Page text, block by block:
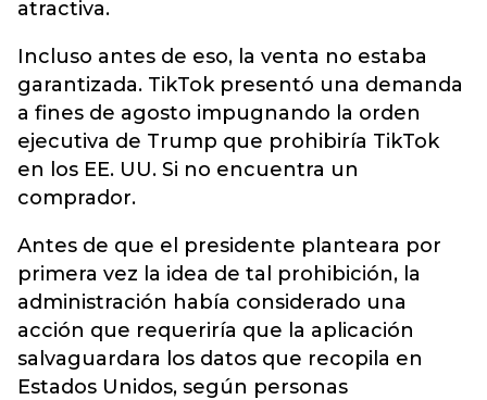
atractiva.
Incluso antes de eso, la venta no estaba
garantizada. TikTok presentó una demanda
a fines de agosto impugnando la orden
ejecutiva de Trump que prohibiría TikTok
en los EE. UU. Si no encuentra un
comprador.
Antes de que el presidente planteara por
primera vez la idea de tal prohibición, la
administración había considerado una
acción que requeriría que la aplicación
salvaguardara los datos que recopila en
Estados Unidos, según personas